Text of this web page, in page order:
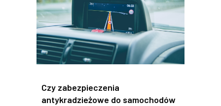
Czy zabezpieczenia
antykradzieżowe do samochodów